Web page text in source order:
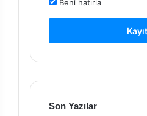
Beni hatırla
Son Yazılar